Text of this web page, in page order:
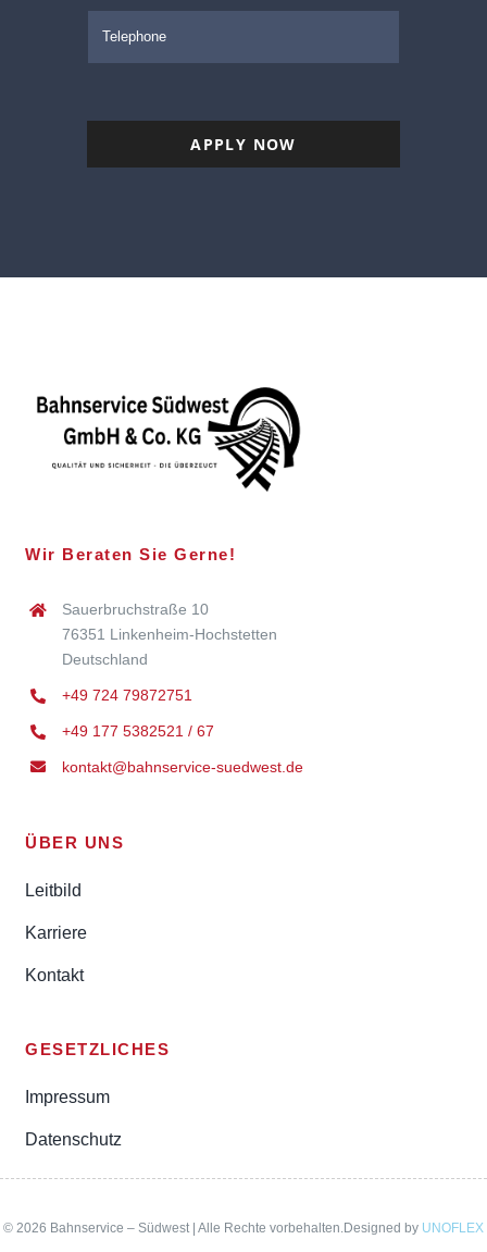
APPLY NOW
Wir Beraten Sie Gerne!
Sauerbruchstraße 10
76351 Linkenheim-Hochstetten
Deutschland
+49 724 79872751
+49 177 5382521 / 67
kontakt@bahnservice-suedwest.de
ÜBER UNS
Leitbild
Karriere
Kontakt
GESETZLICHES
Impressum
Datenschutz
© 2026 Bahnservice – Südwest | Alle Rechte vorbehalten.Designed by UNOFLEX